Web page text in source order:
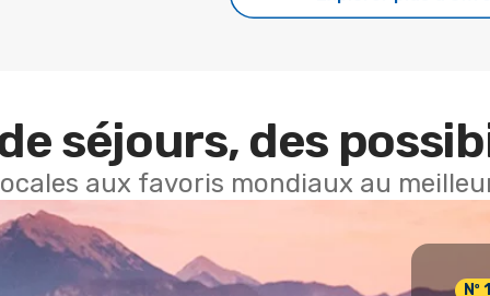
séjours, des
aux favoris mondiaux au